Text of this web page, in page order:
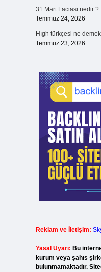
31 Mart Faciası nedir ?
Temmuz 24, 2026
Hıgh türkçesi ne
Temmuz 23, 2026
Reklam ve İletişim:
Yasal Uyarı: Bu
kurum veya şahıs
bulunmamaktadır.